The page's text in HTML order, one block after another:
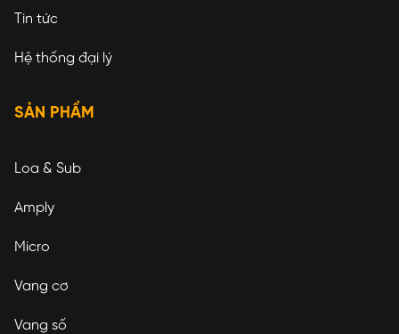
Tin tức
Hệ thống đại lý
SẢN PHẨM
Loa & Sub
Amply
Micro
Vang cơ
Vang số